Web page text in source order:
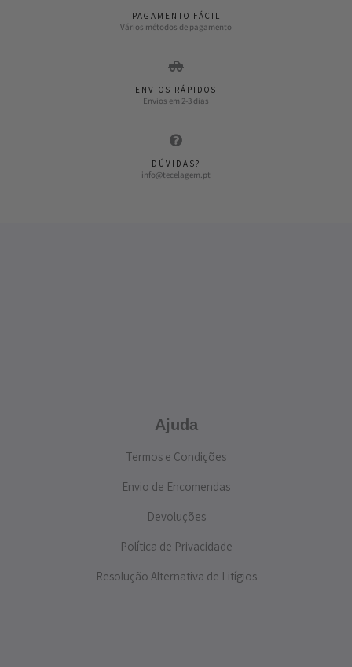
PAGAMENTO FÁCIL
Vários métodos de pagamento
ENVIOS RÁPIDOS
Envios em 2-3 dias
DÚVIDAS?
info@tecelagem.pt
Ajuda
Termos e Condições
Envio de Encomendas
Devoluções
Política de Privacidade
Resolução Alternativa de Litígios